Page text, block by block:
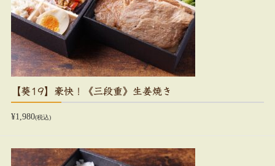
【葵19】豪快！《三段重》生姜焼き
¥1,980(税込)